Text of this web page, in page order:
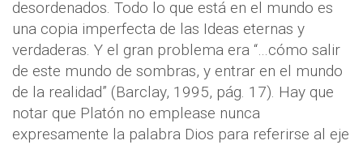
desordenados. Todo lo que está en el mundo es
una copia imperfecta de las Ideas eternas y
verdaderas. Y el gran problema era “…cómo salir
de este mundo de sombras, y entrar en el mundo
de la realidad” (Barclay, 1995, pág. 17). Hay que
notar que Platón no emplease nunca
expresamente la palabra Dios para referirse al eje